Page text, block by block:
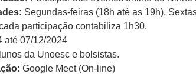
Segundas-feiras (18h até as 19h),
participação contabiliza 1h30.
até 07/12/2024
da Unoesc e bolsistas.
Google Meet (On-line)